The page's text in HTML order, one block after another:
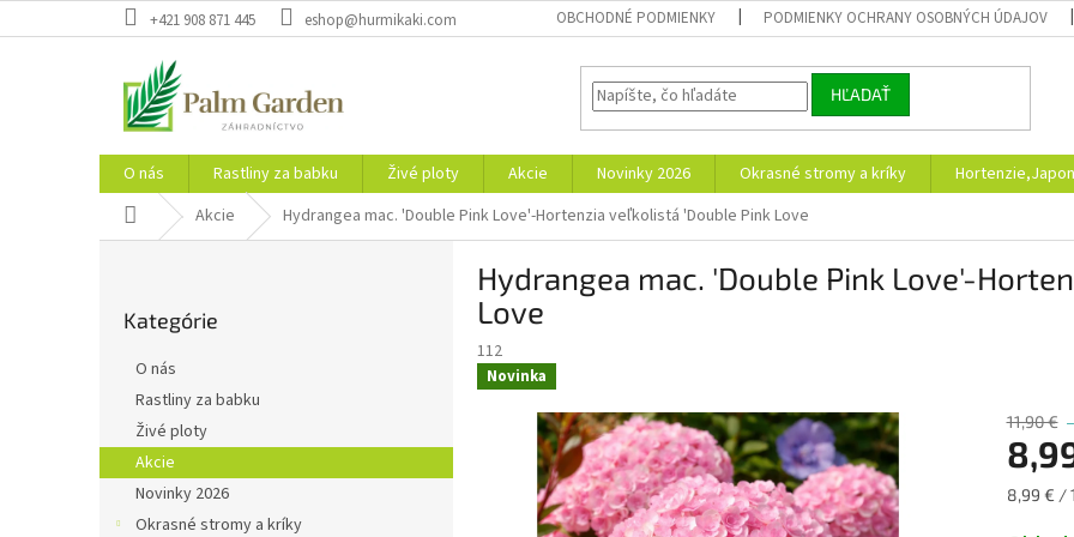
na
+421 908 871 445 eshop@hurmikaki.com OBCHODNÉ PODMIENKY PODMIENKY OCHRANY OSOBNÝCH ÚDAJOV
HĽADAŤ
O nás Rastliny za babku Živé ploty Akcie Novinky 2026 Okrasné stromy a kríky
DomovAkcie Hydrangea mac. 'Double Pink Love'-Hortenzia veľkolistá 'Double Pink Love
kategórie
Kategórie
O nás
Rastliny za babku
Živé ploty
Akcie
Novinky 2026
Okrasné stromy a kríky
Hydrangea mac. 'Double Pink Love'-
Love
112
Novinka
11,90 €
8,99 € /